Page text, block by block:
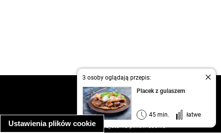
Ustawienia plików cookie
3 osoby oglądają przepis:
Placek z gulaszem
45 min. łatwe
kontakt
regulamin
informacja o prywatności
informacja o wykorzystaniu plików cookie